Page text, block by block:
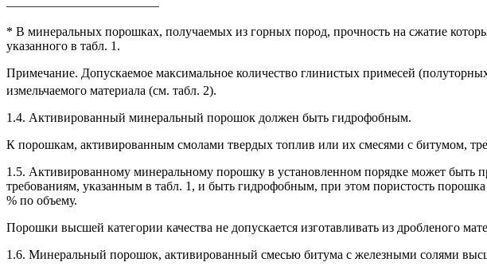
* В минеральных порошках, получаемых из горных пород, прочность на сжатие
указанного в табл. 1.
Примечание. Допускаемое максимальное количество глинистых примесей
измельчаемого материала (см. табл. 2).
1.4. Активированный минеральный порошок должен быть гидрофобным.
К порошкам, активированным смолами твердых топлив или их смесями с битумом,
1.5. Активированному минеральному порошку в установленном порядке может быть
требованиям, указанным в табл. 1, и быть гидрофобным, при этом пористость
% по объему.
Порошки высшей категории качества не допускается изготавливать из дробленого
1.6. Минеральный порошок, активированный смесью битума с железными солями